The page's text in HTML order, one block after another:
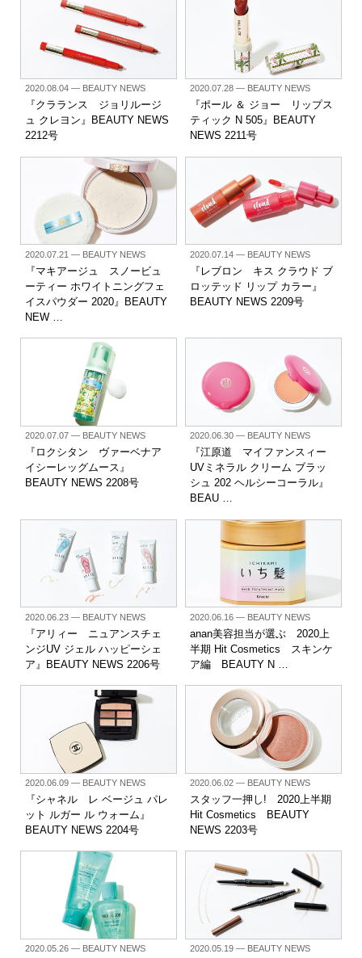
2020.08.04— BEAUTY NEWS
『クラランス ジョリルージ
ュ クレヨン』BEAUTY NEWS
2212号
2020.07.28— BEAUTY NEWS
『ポール ＆ ジョー リップス
ティック N 505』BEAUTY
NEWS 2211号
2020.07.21— BEAUTY NEWS
『マキアージュ スノービュ
ーティー ホワイトニングフェ
イスパウダー 2020』BEAUTY
NEW …
2020.07.14— BEAUTY NEWS
『レブロン キス クラウド ブ
ロッテッド リップ カラー』
BEAUTY NEWS 2209号
2020.07.07— BEAUTY NEWS
『ロクシタン ヴァーベナア
イシーレッグムース』
BEAUTY NEWS 2208号
2020.06.30— BEAUTY NEWS
『江原道 マイファンスィー
UVミネラル クリーム ブラッ
シュ 202 ヘルシーコーラル』
BEAU …
2020.06.23— BEAUTY NEWS
『アリィー ニュアンスチェ
ンジUV ジェル ハッピーシェ
ア』BEAUTY NEWS 2206号
2020.06.16— BEAUTY NEWS
anan美容担当が選ぶ 2020上
半期 Hit Cosmetics スキンケ
ア編 BEAUTY N …
2020.06.09— BEAUTY NEWS
『シャネル レ ベージュ パレ
ット ルガー ル ウォーム』
BEAUTY NEWS 2204号
2020.06.02— BEAUTY NEWS
スタッフ一押し! 2020上半期
Hit Cosmetics BEAUTY
NEWS 2203号
2020.05.26— BEAUTY NEWS 2020.05.19— BEAUTY NEWS